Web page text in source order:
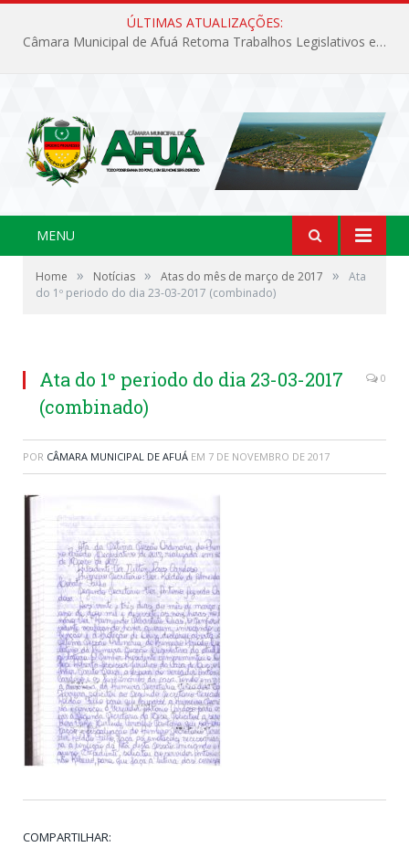
ÚLTIMAS ATUALIZAÇÕES:
Câmara Municipal de Afuá Retoma Trabalhos Legislativos em Sessão Ordinária
MENU
Home » Notícias » Atas do mês de março de 2017 »
Ata
do 1º periodo do dia 23-03-2017 (combinado)
Ata do 1º periodo do dia 23-03-2017
(combinado)
0
POR CÂMARA MUNICIPAL DE AFUÁ EM 7 DE NOVEMBRO DE 2017
COMPARTILHAR: